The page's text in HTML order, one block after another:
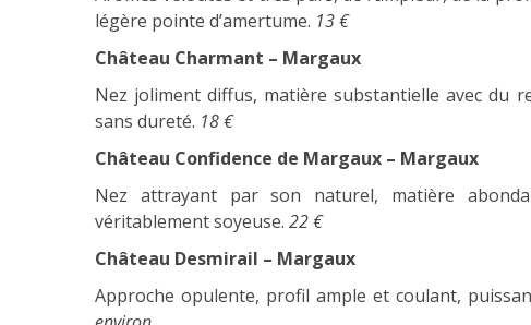
légère pointe d’amertume. 13 €
Château Charmant – Margaux
Nez joliment diffus, matière substantielle avec du
sans dureté. 18 €
Château Confidence de Margaux – Margaux
Nez attrayant par son naturel, matière
véritablement soyeuse. 22 €
Château Desmirail – Margaux
Approche opulente, profil ample et coulant,